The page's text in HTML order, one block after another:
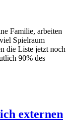
Familie, arbeiten
Spielraum
die Liste jetzt noch
90% des
externen